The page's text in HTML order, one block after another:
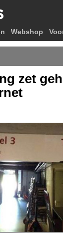
Webshop
zet